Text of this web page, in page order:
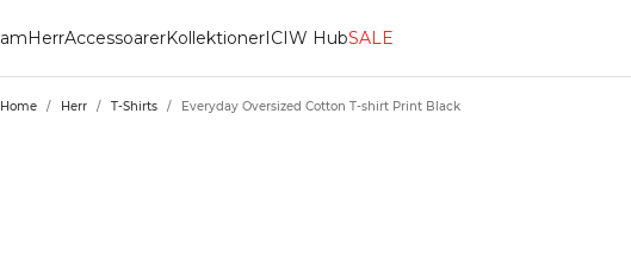
HerrAccessoarerKollektionerICIW HubSALE
Home / Herr / T-Shirts / Everyday Oversized Cotton T-shirt Print Black